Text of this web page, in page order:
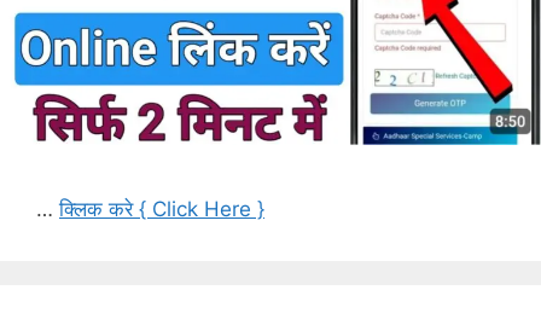
…क्लिक करे { Click Here }